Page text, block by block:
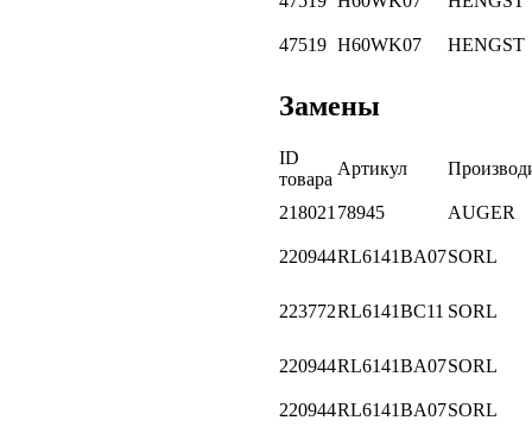
47519 H60WK07 HENGST
Замены
ID
товара
Артикул
218021 78945 AUGER
220944RL6141BA07SORL
223772RL6141BC11 SORL
220944RL6141BA07SORL
220944RL6141BA07SORL